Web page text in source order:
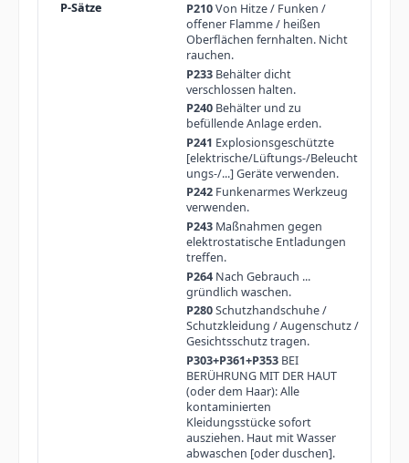
P210Von Hitze / Funken /
offener Flamme / heißen
Oberflächen fernhalten. Nicht
rauchen.
P233Behälter dicht
verschlossen halten.
P240Behälter und zu
befüllende Anlage erden.
P241 Explosionsgeschützte
[elektrische/Lüftungs-/Beleucht
ungs-/...] Geräte verwenden.
P242Funkenarmes Werkzeug
verwenden.
P243Maßnahmen gegen
elektrostatische Entladungen
treffen.
P264Nach Gebrauch ...
gründlich waschen.
P280Schutzhandschuhe /
Schutzkleidung / Augenschutz /
Gesichtsschutz tragen.
P303+P361+P353BEI
BERÜHRUNG MIT DER HAUT
(oder dem Haar): Alle
kontaminierten
Kleidungsstücke sofort
ausziehen. Haut mit Wasser
abwaschen [oder duschen].